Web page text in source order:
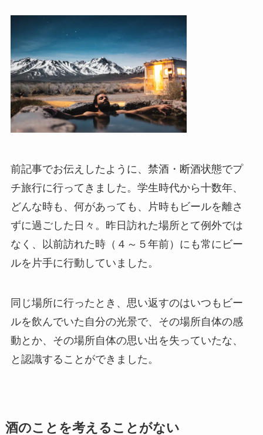
前記事でお伝えしたように、禁酒・断酒状態でプ
チ旅行に行ってきました。学生時代から十数年、
どんな時も、何があっても、片時もビールを離さ
ずに過ごした日々。昨日訪れた場所とて例外では
なく、以前訪れた時（４～５年前）にも常にビー
ルを片手に行動していました。
同じ場所に行ったとき、思い返すのはいつもビー
ルを飲んでいた自分の光景で、その場所自体の感
動とか、その場所自体の思い出を失っていたな、
と認識することができました。
酒のことを考えることがない